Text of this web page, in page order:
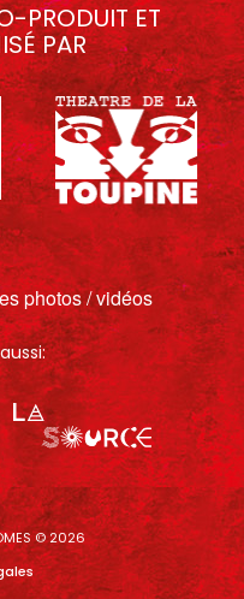
PRODUIT ET
PAR
photos / vidéos
© 2026